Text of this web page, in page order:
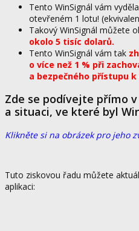
Tento WinSignál vám
otevřeném 1 lotu!
Takový WinSignál můžete
okolo 5 tisíc dolarů.
Tento WinSignál vám tak
o více než 1 % při
a bezpečného přístupu
Zde se podívejte přímo
a situaci, ve které byl
Klikněte si na obrázek pro jeho
Tuto ziskovou řadu můžete
aplikaci: